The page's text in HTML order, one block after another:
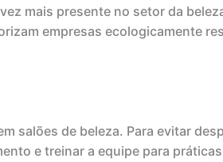
mais presente no setor da
empresas ecologicamente
salões de beleza. Para evitar
e treinar a equipe para